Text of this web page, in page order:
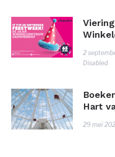
2
Disabled
Hart
29 mei